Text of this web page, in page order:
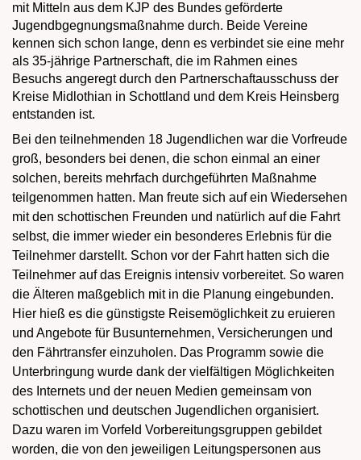
mit Mitteln aus dem KJP des Bundes geförderte
Jugendbgegnungsmaßnahme durch. Beide Vereine
kennen sich schon lange, denn es verbindet sie eine mehr
als 35-jährige Partnerschaft, die im Rahmen eines
Besuchs angeregt durch den Partnerschaftausschuss der
Kreise Midlothian in Schottland und dem Kreis Heinsberg
entstanden ist.
Bei den teilnehmenden 18 Jugendlichen war die Vorfreude
groß, besonders bei denen, die schon einmal an einer
solchen, bereits mehrfach durchgeführten Maßnahme
teilgenommen hatten. Man freute sich auf ein Wiedersehen
mit den schottischen Freunden und natürlich auf die Fahrt
selbst, die immer wieder ein besonderes Erlebnis für die
Teilnehmer darstellt. Schon vor der Fahrt hatten sich die
Teilnehmer auf das Ereignis intensiv vorbereitet. So waren
die Älteren maßgeblich mit in die Planung eingebunden.
Hier hieß es die günstigste Reisemöglichkeit zu eruieren
und Angebote für Busunternehmen, Versicherungen und
den Fährtransfer einzuholen. Das Programm sowie die
Unterbringung wurde dank der vielfältigen Möglichkeiten
des Internets und der neuen Medien gemeinsam von
schottischen und deutschen Jugendlichen organisiert.
Dazu waren im Vorfeld Vorbereitungsgruppen gebildet
worden, die von den jeweiligen Leitungspersonen aus